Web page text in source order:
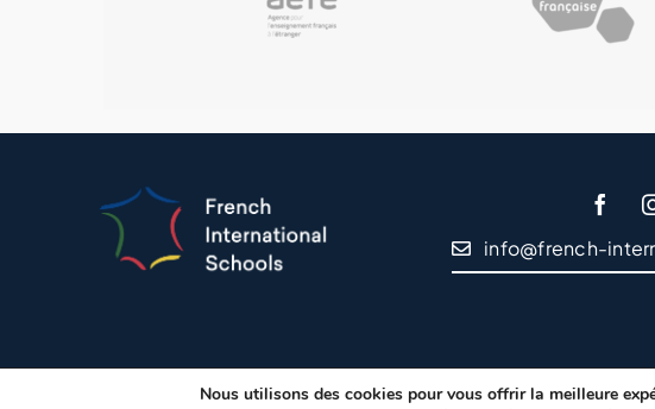
info@french-
© Copyright EFEP –
Nous utilisons des cookies pour vous offrir la meilleure